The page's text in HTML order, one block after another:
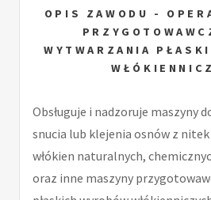
OPIS ZAWODU -
WYTWARZANIA
Obsługuje i nadzoruje maszyny
snucia lub klejenia osnów z
włókien naturalnych,
oraz inne maszyny